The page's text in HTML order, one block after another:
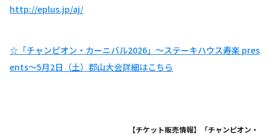
http://eplus.jp/aj/
☆「チャンピオン・カーニバル2026」～ステーキハウス寿楽 pres
ents～5月2日（土）郡山大会詳細はこちら
【チケット販売情報】「チャンピオン・